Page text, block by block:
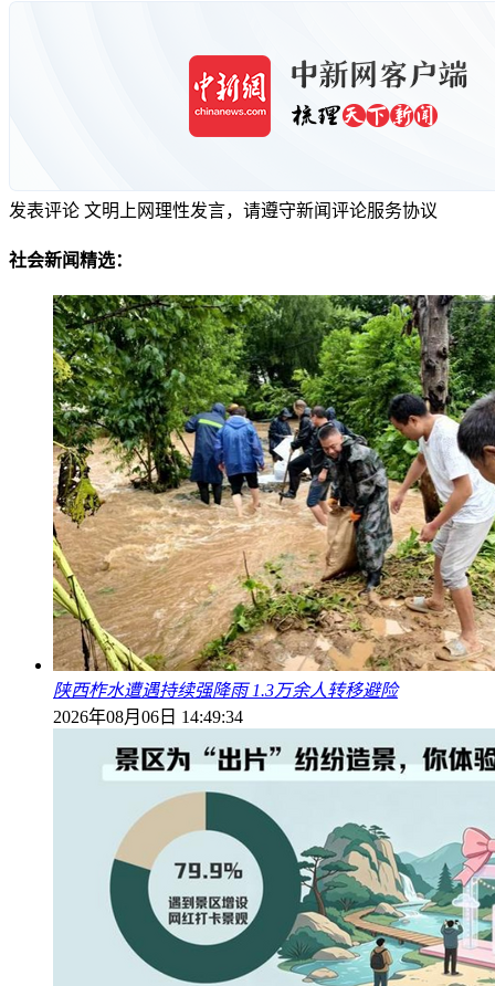
发表评论 文明上网理性发言，请遵守新闻评论服务协议
社会新闻精选：
陕西柞水遭遇持续强降雨 1.3万余人转移避险
2026年08月06日 14:49:34